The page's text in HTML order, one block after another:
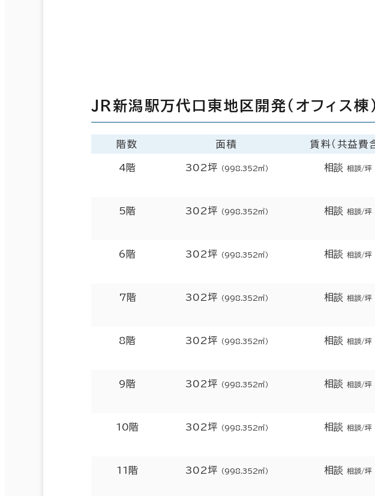
ＪＲ新潟駅万代口東地区開発（オフィス
階数 面積 賃料（共益費
4階 302坪 （998.352㎡） 相談 相談/坪
5階 302坪 （998.352㎡） 相談 相談/坪
6階 302坪 （998.352㎡） 相談 相談/坪
7階 302坪 （998.352㎡） 相談 相談/坪
8階 302坪 （998.352㎡） 相談 相談/坪
9階 302坪 （998.352㎡） 相談 相談/坪
10階 302坪 （998.352㎡） 相談 相談/坪
11階 302坪 （998.352㎡） 相談 相談/坪